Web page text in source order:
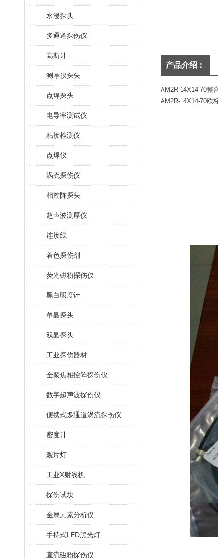
水浸探头
多通道探伤仪
高斯计
测厚仪探头
点焊探头
电导率测试仪
粘接检测仪
点焊仪
涡流探伤仪
相控阵探头
超声波测厚仪
连接线
着色探伤剂
荧光磁粉探伤仪
黑白照度计
单晶探头
双晶探头
工业探伤器材
全聚焦相控阵探伤仪
数字超声波探伤仪
便携式多通道涡流探伤仪
密度计
观片灯
工业X射线机
探伤试块
金属元素分析仪
手持式LED黑光灯
直流磁粉探伤仪
产品介绍：
AM2R-14X14-70整
AM2R-14X14-70欧